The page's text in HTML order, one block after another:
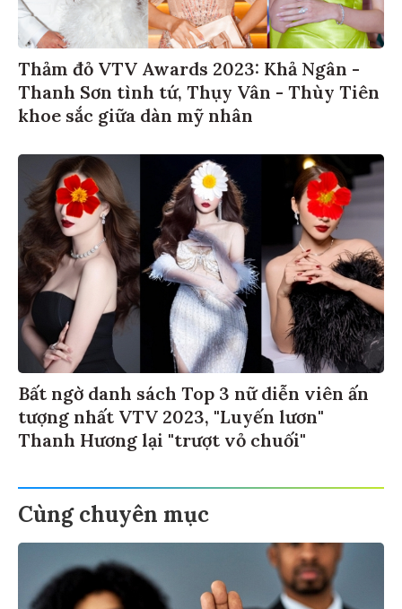
Thảm đỏ VTV Awards 2023: Khả Ngân -
Thanh Sơn tình tứ, Thụy Vân - Thùy Tiên
khoe sắc giữa dàn mỹ nhân
Bất ngờ danh sách Top 3 nữ diễn viên ấn
tượng nhất VTV 2023, "Luyến lươn"
Thanh Hương lại "trượt vỏ chuối"
Cùng chuyên mục